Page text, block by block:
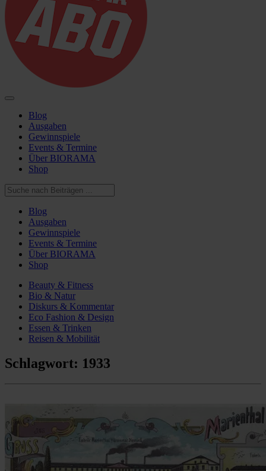
Blog
Ausgaben
Gewinnspiele
Events & Termine
Über BIORAMA
Shop
Blog
Ausgaben
Gewinnspiele
Events & Termine
Über BIORAMA
Shop
Beauty & Fitness
Bio & Natur
Diskurs & Kommentar
Eco Fashion & Design
Essen & Trinken
Reisen & Mobilität
Schlagwort: 1933